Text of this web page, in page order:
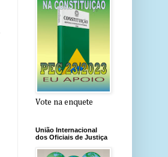
Vote na enquete
União Internacional
dos Oficiais de Justiça